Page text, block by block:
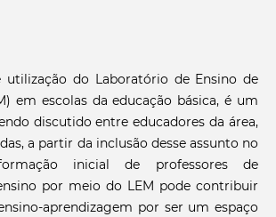
utilização do Laboratório de Ensino de
em escolas da educação básica, é um
discutido entre educadores da área,
a partir da inclusão desse assunto no
inicial de professores de
por meio do LEM pode contribuir
aprendizagem por ser um espaço